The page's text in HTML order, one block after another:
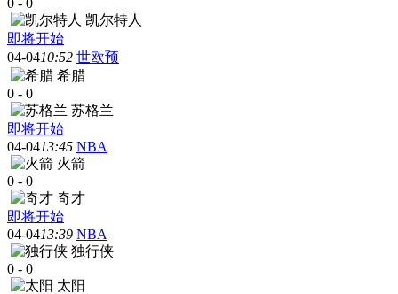
凯尔特人
即将开始
04-0410:52 世欧预
希腊
0 - 0
苏格兰
即将开始
04-0413:45 NBA
火箭
0 - 0
奇才
即将开始
04-0413:39 NBA
独行侠
0 - 0
太阳